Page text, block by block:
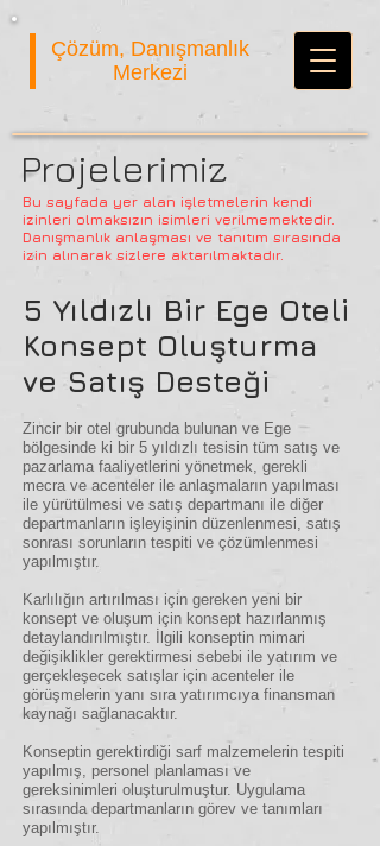
Çözüm, Danışmanlık
Merkezi
Zincir bir otel grubunda bulunan ve Ege
bölgesinde ki bir 5 yıldızlı tesisin tüm satış ve
pazarlama faaliyetlerini yönetmek, gerekli
mecra ve acenteler ile anlaşmaların yapılması
ile yürütülmesi ve satış departmanı ile diğer
departmanların işleyişinin düzenlenmesi, satış
sonrası sorunların tespiti ve çözümlenmesi
yapılmıştır.
Karlılığın artırılması için gereken yeni bir
konsept ve oluşum için konsept hazırlanmış
detaylandırılmıştır. İlgili konseptin mimari
değişiklikler gerektirmesi sebebi ile yatırım ve
gerçekleşecek satışlar için acenteler ile
görüşmelerin yanı sıra yatırımcıya finansman
kaynağı sağlanacaktır.
Konseptin gerektirdiği sarf malzemelerin tespiti
yapılmış, personel planlaması ve
gereksinimleri oluşturulmuştur. Uygulama
sırasında departmanların görev ve tanımları
yapılmıştır.
Projelerimiz
Bu sayfada yer alan işletmelerin kendi
izinleri olmaksızın isimleri verilmemektedir.
Danışmanlık anlaşması ve tanıtım sırasında
izin alınarak sizlere aktarılmaktadır.
5 Yıldızlı Bir Ege Oteli
Konsept Oluşturma
ve Satış Desteği